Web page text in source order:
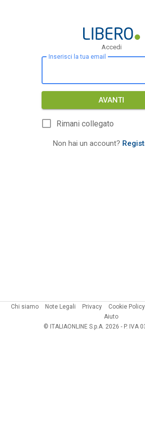
Accedi
Inserisci la tua email
AVANTI
Rimani collegato
Non hai un account?
Chi siamo Note Legali Privacy Cookie Policy
Aiuto
© ITALIAONLINE S.p.A. 2026 - P. IVA